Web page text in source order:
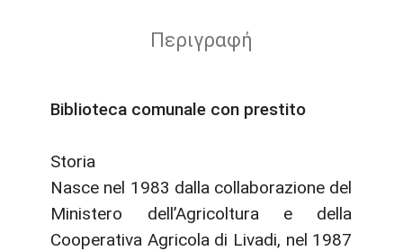
Περιγραφή
Biblioteca comunale con prestito
Storia
Nasce nel 1983 dalla collaborazione del
Ministero dell’Agricoltura e della
Cooperativa Agricola di Livadi, nel 1987